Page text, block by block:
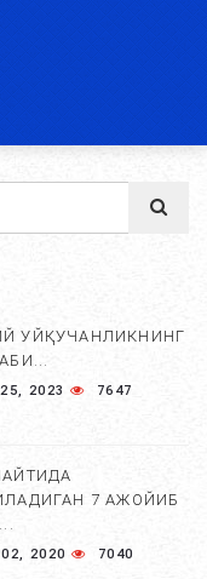
УЙҚУЧАНЛИКНИНГ
2023 7647
7 АЖОЙИБ
2020 7040